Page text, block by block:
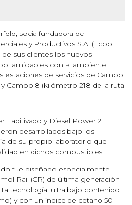
socia fundadora de
y Productivos S.A .(Ecop
sus clientes los nuevos
amigables con el ambiente.
estaciones de servicios de Campo
Campo 8 (kilómetro 218 de la ruta
1 aditivado y Diesel Power 2
desarrollados bajo los
de su propio laboratorio que
en dichos combustibles.
fue diseñado especialmente
Rail (CR) de última generación
tecnología, ultra bajo contenido
y con un índice de cetano 50